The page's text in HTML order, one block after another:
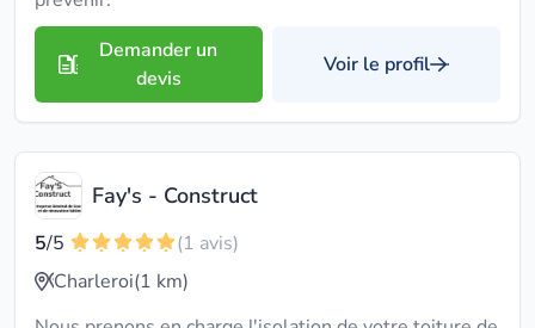
Demander un
devis
Voir le profil
Fay's - Construct
5/5
(1 avis)
Charleroi(1 km)